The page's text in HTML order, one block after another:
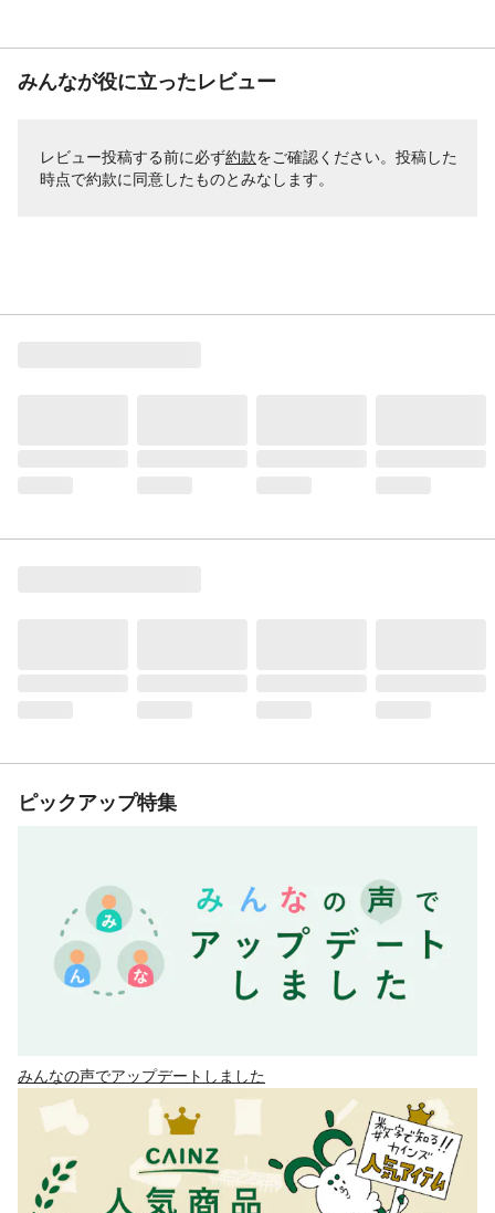
みんなが役に立ったレビュー
レビュー投稿する前に必ず約款をご確認ください。投稿した
時点で約款に同意したものとみなします。
ピックアップ特集
みんなの声でアップデートしました